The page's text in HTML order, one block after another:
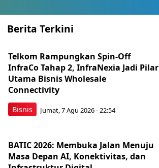
Berita Terkini
Bisnis
Telkom Rampungkan Spin-Off
InfraCo Tahap 2, InfraNexia Jadi Pilar
Utama Bisnis Wholesale
Connectivity
Jumat, 7 Agu 2026 - 22:54
BATIC 2026: Membuka Jalan Menuju
Masa Depan AI, Konektivitas, dan